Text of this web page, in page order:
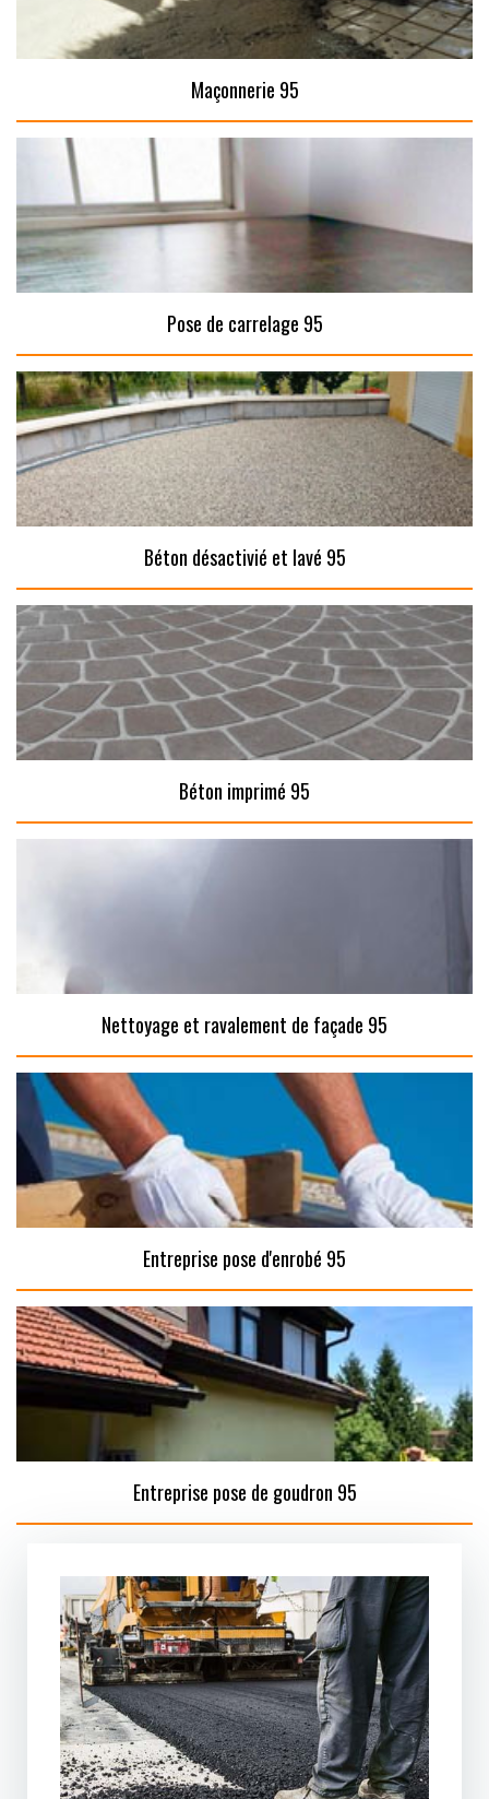
Maçonnerie 95
Pose de carrelage 95
Béton désactivié et lavé 95
Béton imprimé 95
Nettoyage et ravalement de façade 95
Entreprise pose d'enrobé 95
Entreprise pose de goudron 95